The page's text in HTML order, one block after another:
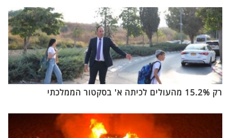
רק 15.2% מהעולים לכיתה א' בסקטור הממלכתי